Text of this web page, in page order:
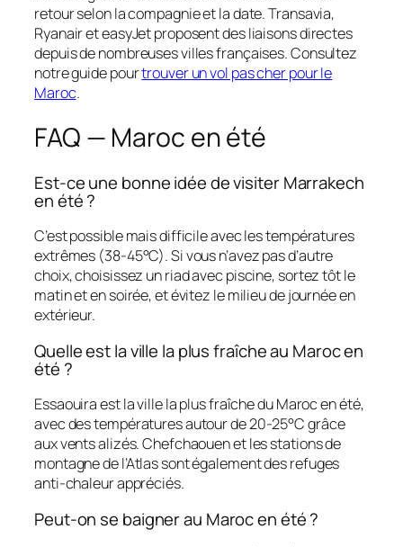
retour selon la compagnie et la date. Transavia,
Ryanair et easyJet proposent des liaisons directes
depuis de nombreuses villes françaises. Consultez
notre guide pourtrouver un vol pas cher pour le
Maroc.
FAQ — Maroc en été
Est-ce une bonne idée de visiter Marrakech
en été ?
C’est possible mais difficile avec les températures
extrêmes (38-45°C). Si vous n’avez pas d’autre
choix, choisissez un riad avec piscine, sortez tôt le
matin et en soirée, et évitez le milieu de journée en
extérieur.
Quelle est la ville la plus fraîche au Maroc en
été ?
Essaouira est la ville la plus fraîche du Maroc en été,
avec des températures autour de 20-25°C grâce
aux vents alizés. Chefchaouen et les stations de
montagne de l’Atlas sont également des refuges
anti-chaleur appréciés.
Peut-on se baigner au Maroc en été ?